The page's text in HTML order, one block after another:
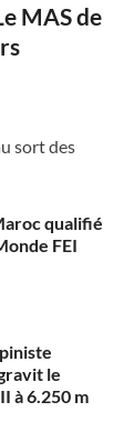
MAS de
sort des
qualifié
FEI
le
à 6.250 m